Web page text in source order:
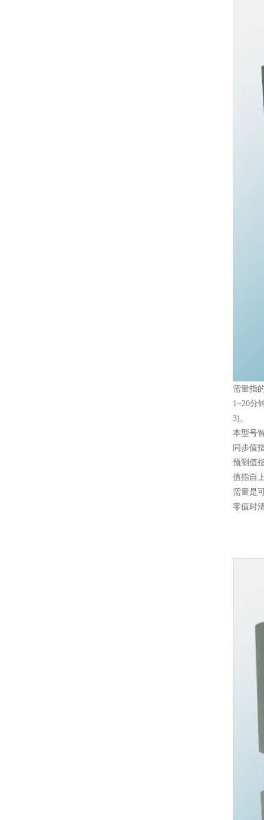
需量指
1~20分
3)。
本型号
同步值
预测值
值指自
需量是
零值时